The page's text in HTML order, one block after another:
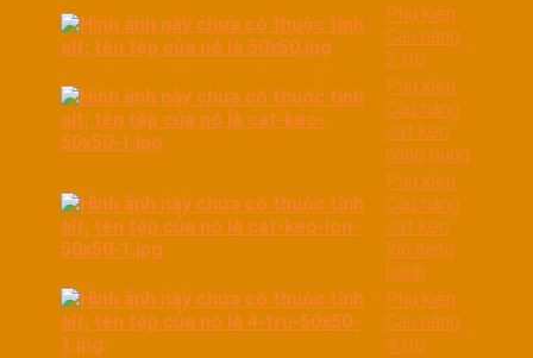
Phụ kiện
Cầu nâng
2 trụ
Phụ kiện
Cầu nâng
cắt kéo
nâng bụng
Phụ kiện
Cầu nâng
cắt kéo
lớn nâng
bánh
Phụ kiện
Cầu nâng
4 trụ